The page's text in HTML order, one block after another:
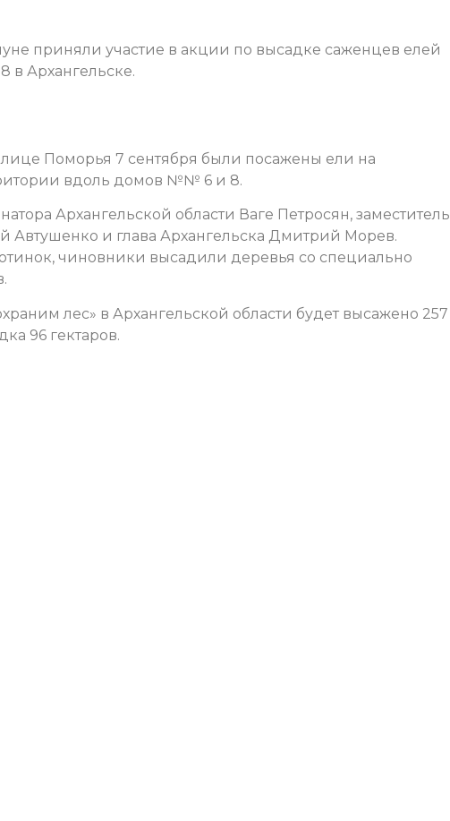
приняли участие в акции по высадке саженцев елей
Архангельске.
Поморья 7 сентября были посажены ели на
вдоль домов №№ 6 и 8.
Архангельской области Ваге Петросян, заместитель
Автушенко и глава Архангельска Дмитрий Морев.
чиновники высадили деревья со специально
лес» в Архангельской области будет высажено 257
96 гектаров.